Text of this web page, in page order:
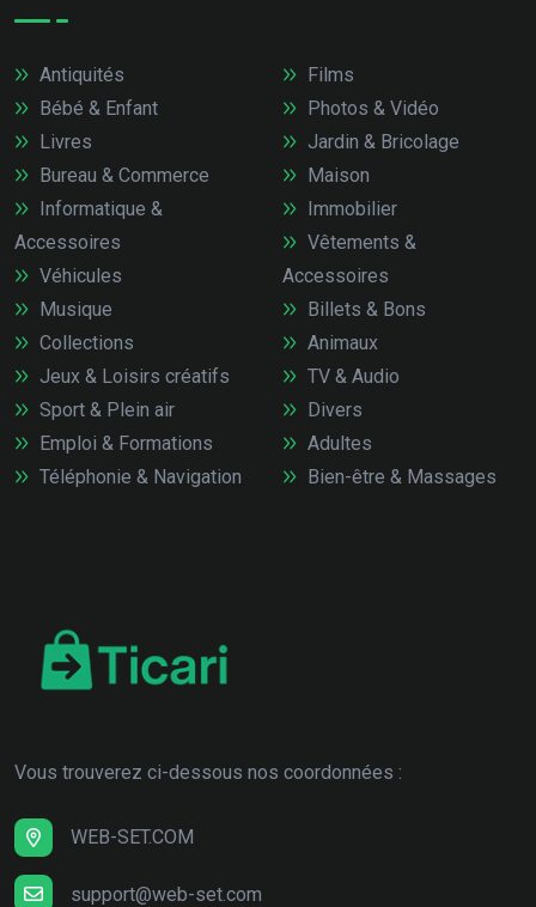
Antiquités
Bébé & Enfant
Livres
Bureau & Commerce
Informatique &
Accessoires
Véhicules
Films
Photos & Vidéo
Jardin & Bricolage
Maison
Immobilier
Vêtements &
Accessoires
Musique
Collections
Jeux & Loisirs créatifs
Sport & Plein air
Emploi & Formations
Téléphonie & Navigation
Billets & Bons
Animaux
TV & Audio
Divers
Adultes
Bien-être & Massages
Vous trouverez ci-dessous nos coordonnées :
WEB-SET.COM
support@web-set.com